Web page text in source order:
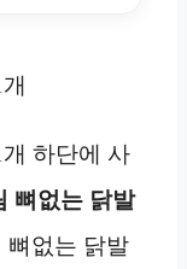
개 하단에 사
뼈없는 닭발
없는 닭발